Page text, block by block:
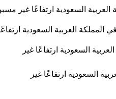
مسبوق ، ومفاجأة في 21 قيراط ، حيث تتزامن هذه
السعودية ارتفاعًا غير